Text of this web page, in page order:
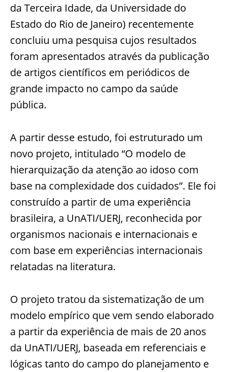
da Terceira Idade, da Universidade do
Estado do Rio de Janeiro) recentemente
concluiu uma pesquisa cujos resultados
foram apresentados através da publicação
de artigos científicos em periódicos de
grande impacto no campo da saúde
pública.
A partir desse estudo, foi estruturado um
novo projeto, intitulado “O modelo de
hierarquização da atenção ao idoso com
base na complexidade dos cuidados”. Ele foi
construído a partir de uma experiência
brasileira, a UnATI/UERJ, reconhecida por
organismos nacionais e internacionais e
com base em experiências internacionais
relatadas na literatura.
O projeto tratou da sistematização de um
modelo empírico que vem sendo elaborado
a partir da experiência de mais de 20 anos
da UnATI/UERJ, baseada em referenciais e
lógicas tanto do campo do planejamento e